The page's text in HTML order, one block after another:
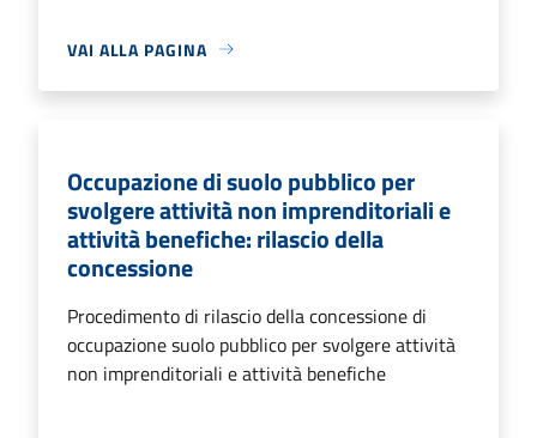
VAI ALLA PAGINA
Occupazione di suolo pubblico per
svolgere attività non imprenditoriali e
attività benefiche: rilascio della
concessione
Procedimento di rilascio della concessione di
occupazione suolo pubblico per svolgere attività
non imprenditoriali e attività benefiche